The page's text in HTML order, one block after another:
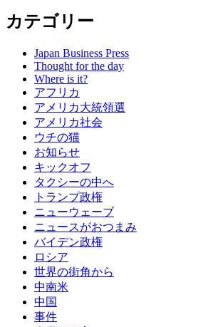
カテゴリー
Japan Business Press
Thought for the day
Where is it?
アフリカ
アメリカ大統領選
アメリカ社会
ウチの猫
お知らせ
キックオフ
タクシーの中へ
トランプ政権
ニューウェーブ
ニュースがおつまみ
バイデン政権
ロシア
世界の街角から
中南米
中国
事件